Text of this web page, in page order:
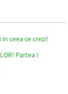
ceea ce crezi!
Partea I